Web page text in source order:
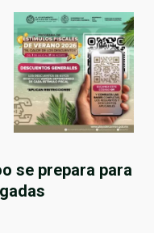
se prepara para